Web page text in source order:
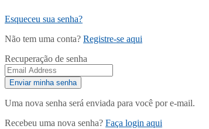
Esqueceu sua senha?
Não tem uma conta? Registre-se aqui
Recuperação de senha
Uma nova senha será enviada para você por e-mail.
Recebeu uma nova senha? Faça login aqui